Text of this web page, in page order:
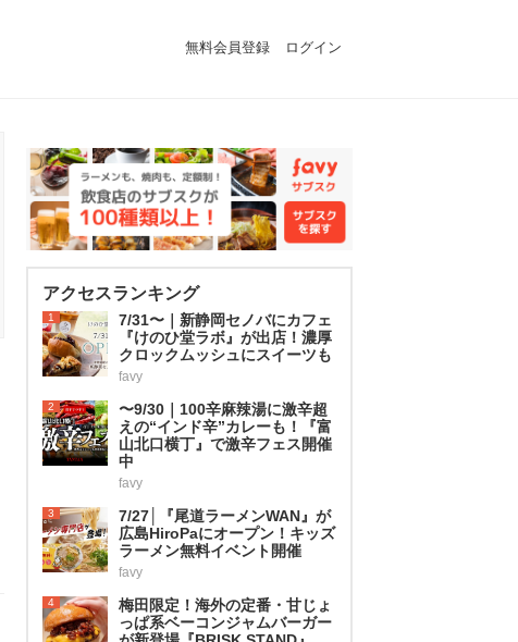
無料会員登録 ログイン
アクセスランキング
1
7/31〜｜新静岡セノバにカフェ
『けのひ堂ラボ』が出店！濃厚
クロックムッシュにスイーツも
favy
2
〜9/30｜100辛麻辣湯に激辛超
えの“インド辛”カレーも！『富
山北口横丁』で激辛フェス開催
中
favy
3
7/27│『尾道ラーメンWAN』が
広島HiroPaにオープン！キッズ
ラーメン無料イベント開催
favy
4
梅田限定！海外の定番・甘じょ
っぱ系ベーコンジャムバーガー